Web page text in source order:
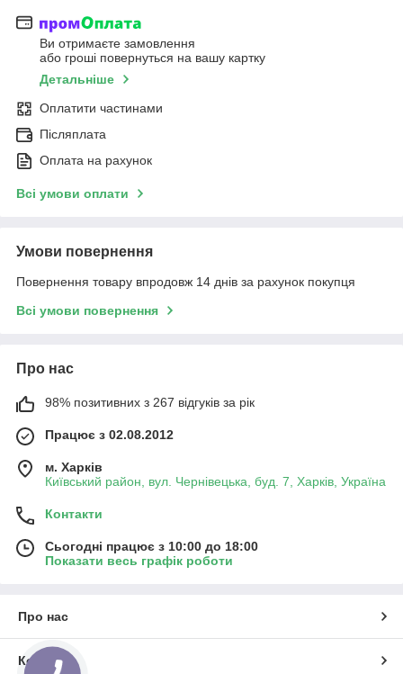
Ви отримаєте замовлення
або гроші повернуться на вашу картку
Детальніше
Оплатити частинами
Післяплата
Оплата на рахунок
Всі умови оплати
Умови повернення
Повернення товару впродовж 14 днів за рахунок покупця
Всі умови повернення
Про нас
98% позитивних з 267 відгуків за рік
Працює з 02.08.2012
м. Харків
Київський район, вул. Чернівецька, буд. 7, Харків, Україна
Контакти
Сьогодні працює з 10:00 до 18:00
Показати весь графік роботи
Про нас
Контакти